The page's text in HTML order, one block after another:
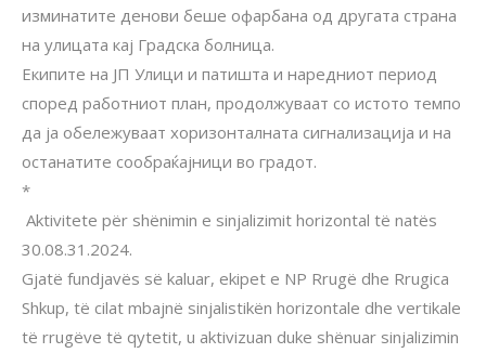
изминатите денови беше офарбана од другата страна
на улицата кај Градска болница.
Екипите на ЈП Улици и патишта и наредниот период
според работниот план, продолжуваат со истото темпо
да ја обележуваат хоризонталната сигнализација и на
останатите сообраќајници во градот.
*
Aktivitete për shënimin e sinjalizimit horizontal të natës
30.08.31.2024.
Gjatë fundjavës së kaluar, ekipet e NP Rrugë dhe Rrugica
Shkup, të cilat mbajnë sinjalistikën horizontale dhe vertikale
të rrugëve të qytetit, u aktivizuan duke shënuar sinjalizimin